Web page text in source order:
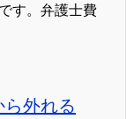
す。弁護士費
外れる